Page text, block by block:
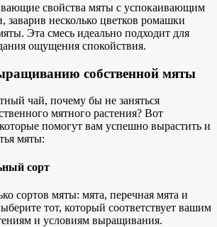
свойства мяты с успокаивающим
заварив несколько цветков ромашки
Эта смесь идеально подходит для
ощущения спокойствия.
собственной мяты
чай, почему бы не заняться
мятного растения? Вот
помогут вам успешно вырастить и
мяты:
сорт
сортов мяты: мята, перечная мята и
тот, который соответствует вашим
и условиям выращивания.